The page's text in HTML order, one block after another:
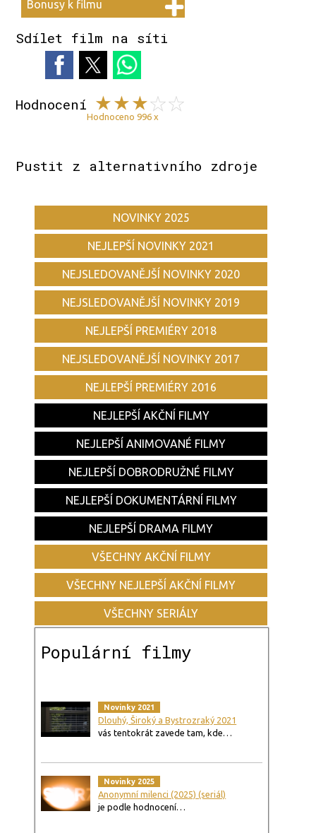
Bonusy k filmu
Sdílet film na síti
Hodnocení
Hodnoceno 996 x
Pustit z alternativního zdroje
NOVINKY 2025
NEJLEPŠÍ NOVINKY 2021
NEJSLEDOVANĚJŠÍ NOVINKY 2020
NEJSLEDOVANĚJŠÍ NOVINKY 2019
NEJLEPŠÍ PREMIÉRY 2018
NEJSLEDOVANĚJŠÍ NOVINKY 2017
NEJLEPŠÍ PREMIÉRY 2016
NEJLEPŠÍ AKČNÍ FILMY
NEJLEPŠÍ ANIMOVANÉ FILMY
NEJLEPŠÍ DOBRODRUŽNÉ FILMY
NEJLEPŠÍ DOKUMENTÁRNÍ FILMY
NEJLEPŠÍ DRAMA FILMY
VŠECHNY AKČNÍ FILMY
VŠECHNY NEJLEPŠÍ AKČNÍ FILMY
VŠECHNY SERIÁLY
Populární filmy
Novinky 2021
Dlouhý, Široký a Bystrozraký 2021
vás tentokrát zavede tam, kde…
Novinky 2025
Anonymní milenci (2025) (seriál)
je podle hodnocení…